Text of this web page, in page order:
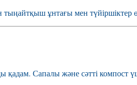
ұнтағы мен түйіршіктер
Сапалы және сәтті компост